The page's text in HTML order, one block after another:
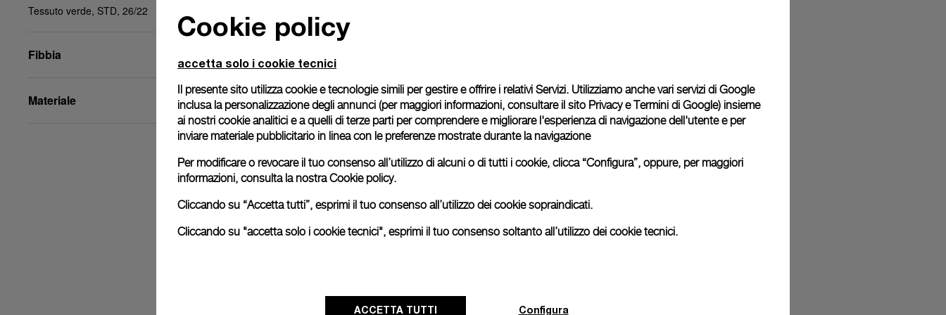
Continua a leggere
esattamente al prodotto reale.
Tessuto verde, STD, 26/22
Fibbia
Materiale
Cookie policy
accetta solo i cookie tecnici
Il presente sito utilizza cookie e tecnologie simili per gestire e offrire i relativi Servizi. Utilizziamo anche vari servizi di Google
inclusa la personalizzazione degli annunci (per maggiori informazioni, consultare il sito Privacy e Termini di Google) insieme
ai nostri cookie analitici e a quelli di terze parti per comprendere e migliorare l'esperienza di navigazione dell'utente e per
inviare materiale pubblicitario in linea con le preferenze mostrate durante la navigazione
Per modificare o revocare il tuo consenso all’utilizzo di alcuni o di tutti i cookie, clicca “Configura”, oppure, per maggiori
informazioni, consulta la nostraCookie policy.
Cliccando su “Accetta tutti”, esprimi il tuo consenso all’utilizzo dei cookie sopraindicati.
Cliccando su "accetta solo i cookie tecnici", esprimi il tuo consenso soltanto all’utilizzo dei cookie tecnici.
ACCETTA TUTTI Configura